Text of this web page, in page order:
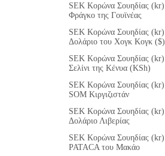
SEK Κορώνα Σουηδίας (kr)
Φράγκο της Γουϊνέας
SEK Κορώνα Σουηδίας (kr)
Δολάριο του Χογκ Κογκ ($)
SEK Κορώνα Σουηδίας (kr)
Σελίνι της Κένυα (KSh)
SEK Κορώνα Σουηδίας (kr)
SOM Κιργιζιστάν
SEK Κορώνα Σουηδίας (kr)
Δολάριο Λιβερίας
SEK Κορώνα Σουηδίας (kr)
PATACA του Μακάο